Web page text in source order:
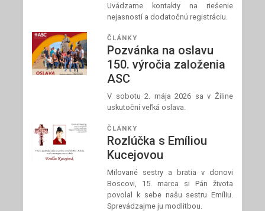
Uvádzame kontakty na riešenie
nejasností a dodatočnú registráciu.
ČLÁNKY
Pozvánka na oslavu
150. výročia založenia
ASC
V sobotu 2. mája 2026 sa v Žiline
uskutoční veľká oslava.
ČLÁNKY
Rozlúčka s Emíliou
Kucejovou
Milované sestry a bratia v donovi
Boscovi, 15. marca si Pán života
povolal k sebe našu sestru Emíliu.
Sprevádzajme ju modlitbou.